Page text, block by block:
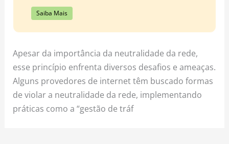
Saiba Mais
Apesar da importância da neutralidade da rede,
esse princípio enfrenta diversos desafios e ameaças.
Alguns provedores de internet têm buscado formas
de violar a neutralidade da rede, implementando
práticas como a “gestão de tráf